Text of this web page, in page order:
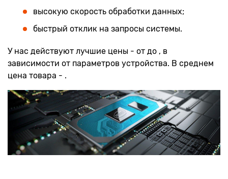
высокую скорость обработки данных;
быстрый отклик на запросы системы.
У нас действуют лучшие цены - от до , в
зависимости от параметров устройства. В среднем
цена товара - .